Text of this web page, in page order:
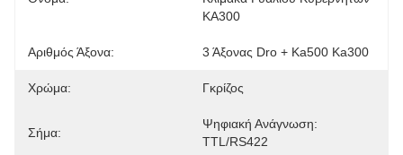
KA300
Αριθμός Άξονα: 3 Άξονας Dro + Ka500 Ka300
Χρώμα: Γκρίζος
Σήμα:
Ψηφιακή Ανάγνωση:
TTL/RS422